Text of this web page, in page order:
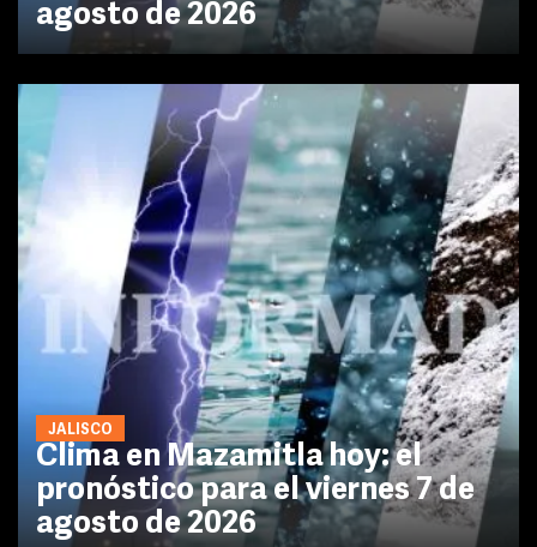
agosto de 2026
JALISCO
Clima en Mazamitla hoy: el
pronóstico para el viernes 7 de
agosto de 2026